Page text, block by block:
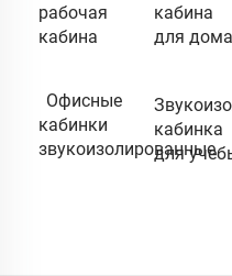
рабочая
кабина
кабина
для дома
Офисные
кабинки
звукоизолированные
кабинка
для